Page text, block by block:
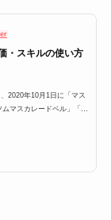
・スキルの使い方
2020年10月1日に「マス
マスカレードベル」「マ